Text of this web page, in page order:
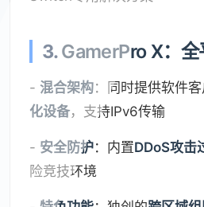
3.GamerPro X：
- 混合架构：同时提供软件
化设备，支持IPv6传输
- 安全防护：内置DDoS攻击
险竞技环境